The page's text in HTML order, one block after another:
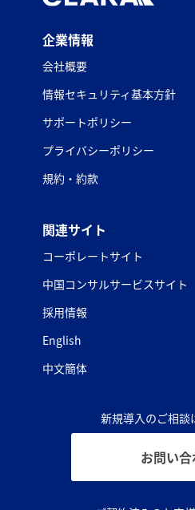
企業情報
会社概要
情報セキュリティ基本方針
サポートポリシー
プライバシーポリシー
規約・約款
関連サイト
コーポレートサイト
中国コンサルサービスサイト
採用情報
English
中文簡体
新規導入のご相談
お問い